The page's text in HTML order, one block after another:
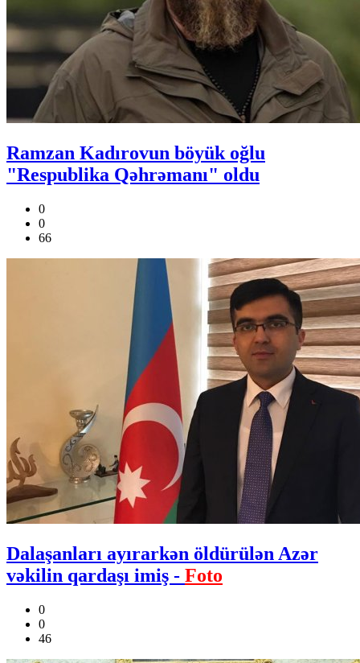
Ramzan Kadırovun böyük oğlu
"Respublika Qəhrəmanı" oldu
0
0
66
Dalaşanları ayırarkən öldürülən Azər
vəkilin qardaşı imiş - Foto
0
0
46